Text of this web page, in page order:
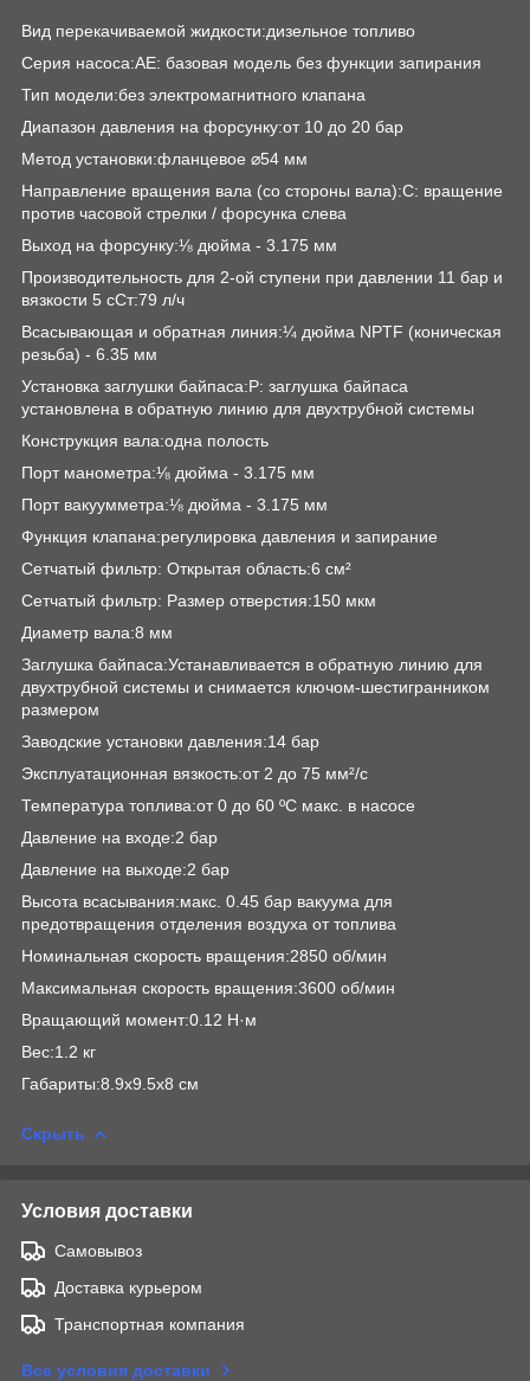
Вид перекачиваемой жидкости:дизельное топливо
Серия насоса:AE: базовая модель без функции запирания
Тип модели:без электромагнитного клапана
Диапазон давления на форсунку:от 10 до 20 бар
Метод установки:фланцевое ⌀54 мм
Направление вращения вала (со стороны вала):C: вращение
против часовой стрелки / форсунка слева
Выход на форсунку:⅛ дюйма - 3.175 мм
Производительность для 2-ой ступени при давлении 11 бар и
вязкости 5 сСт:79 л/ч
Всасывающая и обратная линия:¼ дюйма NPTF (коническая
резьба) - 6.35 мм
Установка заглушки байпаса:P: заглушка байпаса
установлена в обратную линию для двухтрубной системы
Конструкция вала:одна полость
Порт манометра:⅛ дюйма - 3.175 мм
Порт вакуумметра:⅛ дюйма - 3.175 мм
Функция клапана:регулировка давления и запирание
Сетчатый фильтр: Открытая область:6 см²
Сетчатый фильтр: Размер отверстия:150 мкм
Диаметр вала:8 мм
Заглушка байпаса:Устанавливается в обратную линию для
двухтрубной системы и снимается ключом-шестигранником
размером
Заводские установки давления:14 бар
Эксплуатационная вязкость:от 2 до 75 мм²/с
Температура топлива:от 0 до 60 ºC макс. в насосе
Давление на входе:2 бар
Давление на выходе:2 бар
Высота всасывания:макс. 0.45 бар вакуума для
предотвращения отделения воздуха от топлива
Номинальная скорость вращения:2850 об/мин
Максимальная скорость вращения:3600 об/мин
Вращающий момент:0.12 Н·м
Вес:1.2 кг
Габариты:8.9x9.5x8 см
Скрыть
Условия доставки
Самовывоз
Доставка курьером
Транспортная компания
Все условия доставки